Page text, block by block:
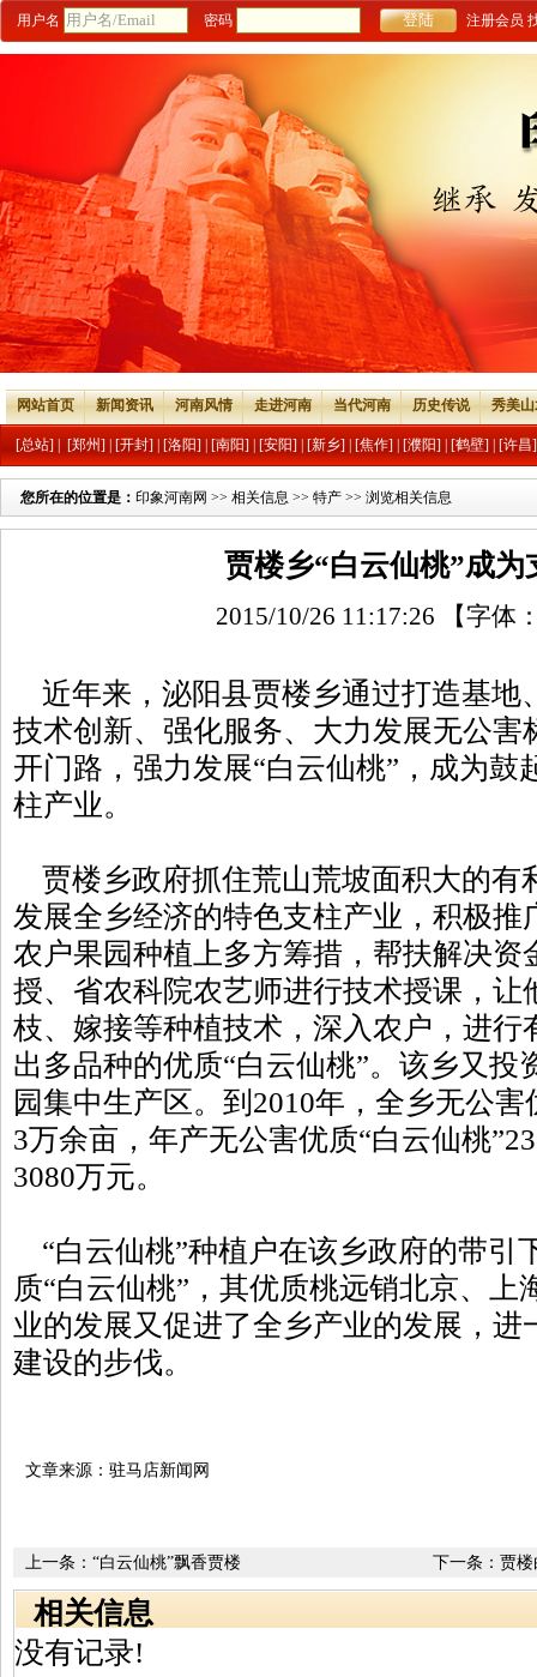
用户名 密码 注册会员
网站首页 新闻资讯 河南风情 走进河南 当代河南 历史传说 秀美
[总站] [郑州] [开封] [洛阳] [南阳] [安阳] [新乡] [焦作] [濮阳] [鹤壁] [许昌]
您所在的位置是： 印象河南网 >> 相关信息 >> 特产 >> 浏览相关信息
贾楼乡“白云仙桃”成为
2015/10/26 11:17:26 【字体
近年来，泌阳县贾楼乡通过打造基地
技术创新、强化服务、大力发展无公害
开门路，强力发展“白云仙桃”，成为鼓
柱产业。
贾楼乡政府抓住荒山荒坡面积大的有
发展全乡经济的特色支柱产业，积极推
农户果园种植上多方筹措，帮扶解决资
授、省农科院农艺师进行技术授课，让
枝、嫁接等种植技术，深入农户，进行
出多品种的优质“白云仙桃”。该乡又投
园集中生产区。到2010年，全乡无公
3万余亩，年产无公害优质“白云仙桃
3080万元。
“白云仙桃”种植户在该乡政府的带引
质“白云仙桃”，其优质桃远销北京、上
业的发展又促进了全乡产业的发展，进
建设的步伐。
文章来源：驻马店新闻网
下一条： 贾
上一条： “白云仙桃”飘香贾楼
相关信息
没有记录!